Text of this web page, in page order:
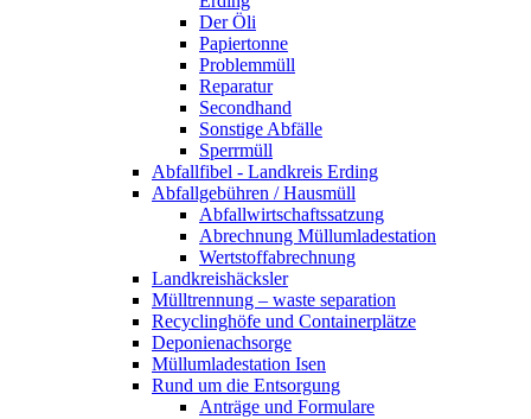
Der Öli
Papiertonne
Problemmüll
Reparatur
Secondhand
Sonstige Abfälle
Sperrmüll
Abfallfibel - Landkreis Erding
Abfallgebühren / Hausmüll
Abfallwirtschaftssatzung
Abrechnung Müllumladestation
Wertstoffabrechnung
Landkreishäcksler
Mülltrennung – waste separation
Recyclinghöfe und Containerplätze
Deponienachsorge
Müllumladestation Isen
Rund um die Entsorgung
Anträge und Formulare